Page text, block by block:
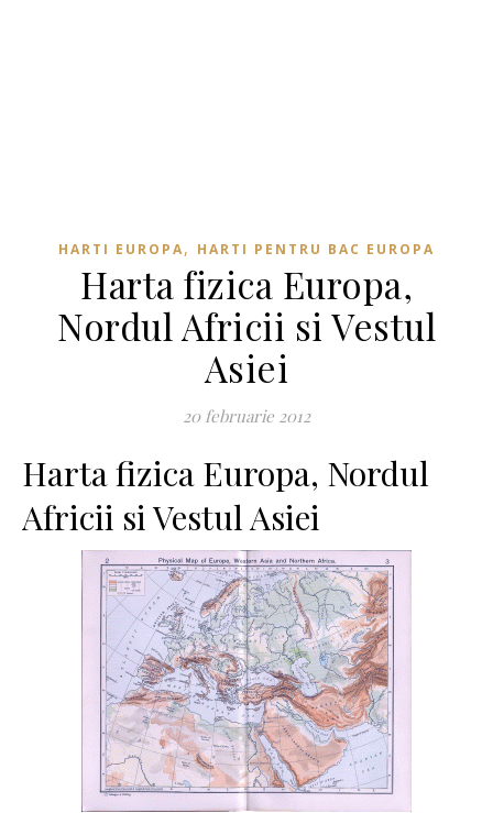
HARTI EUROPA, HARTI PENTRU BAC EUROPA
Harta fizica Europa,
Nordul Africii si Vestul
Asiei
20 februarie 2012
Harta fizica Europa, Nordul
Africii si Vestul Asiei